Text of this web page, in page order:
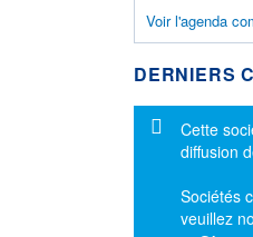
Voir l'agenda
DERNIERS
Cette
diffusion
Sociétés
veuillez